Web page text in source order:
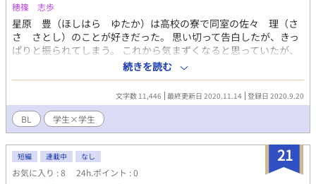
穂篠 志歩
星原 豊（ほしはら ゆたか）は高校の寮で同室の佐々 理（さ
さ さとし）のことが好きだった。 思い切って告白したが、きっ
ぱりと振られてしまう。 これから気まずくなると思っていたが、
佐々は「友人としてのお前は失いたくない」とこれまで通りの付
き合いをしたいと言った。 友人としての一線を越えないまま親し
くすることに葛藤していた星原は、同じように同性に対する恋心
に悩む同学年の女子、時谷とよく慰め合っていた。 その場を偶然
見かけた佐々は、自分の中にある感情に戸惑う。 友達以上恋人未
満の話。 ※ボリューム少なめで、書きたいシーンだけ書いていま
す。 ※続きを思いつけば更新します。
続きを読む
文字数 11,446 最終更新日 2020.11.14 登録日 2020.9.20
BL 学生×学生
21
短編 連載中 なし
お気に入り : 8 24h.ポイント : 0